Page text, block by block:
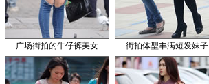
广场街拍的牛仔裤美女 街拍体型丰满短发妹子